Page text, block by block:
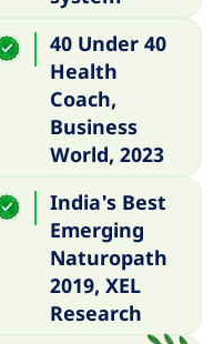
40 Under 40
Health
Coach,
Business
World, 2023
India's Best
Emerging
Naturopath
2019, XEL
Research